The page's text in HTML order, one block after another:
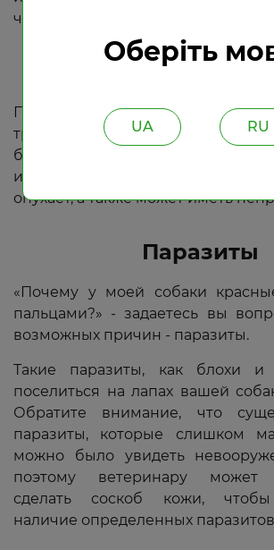
Оберіть
UA RU
чесаться.
Бактериальные
При воспалении кожи бактерии,
трещины лап собаки,
бактериальным
инфицированная подушечка
опухает, а также может иметь
Паразиты
«Почему у моей собаки
пальцами?» - задаетесь вы
возможных причин - паразиты.
Такие паразиты, как блохи и
поселиться на лапах вашей
Обратите внимание, что
паразиты, которые слишком
можно было увидеть
поэтому ветеринару может
сделать соскоб кожи, чтобы
наличие определенных